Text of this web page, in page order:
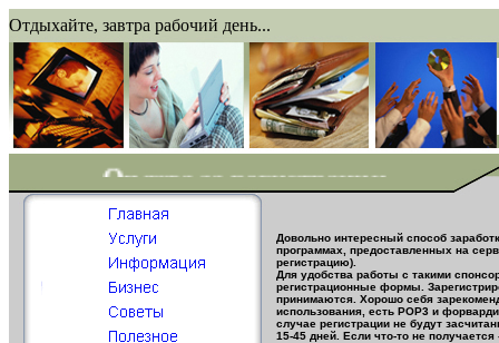
Отдыхайте, завтра рабочий день...
Оплата за регистрации
Довольно интересный способ
программах, предоставленных на
регистрацию).
Для удобства работы с такими
регистрационные формы.
принимаются. Хорошо себя
использования, есть POP3 и
случае регистрации не будут
15-45 дней. Если что-то не получается